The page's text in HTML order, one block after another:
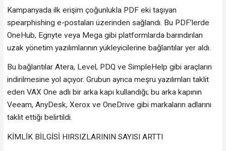
Kampanyada ilk erişim çoğunlukla PDF eki taşıyan
spearphishing e-postaları üzerinden sağlandı. Bu PDF’lerde
OneHub, Egnyte veya Mega gibi platformlarda barındırılan
uzak yönetim yazılımlarının yükleyicilerine bağlantılar yer aldı.
Bu bağlantılar Atera, Level, PDQ ve SimpleHelp gibi araçların
indirilmesine yol açıyor. Grubun ayrıca meşru yazılımları taklit
eden VAX One adlı bir arka kapı kullandığı; bu arka kapının
Veeam, AnyDesk, Xerox ve OneDrive gibi markaların adlarını
taklit ettiği belirtildi.
KİMLİK BİLGİSİ HIRSIZLARININ SAYISI ARTTI